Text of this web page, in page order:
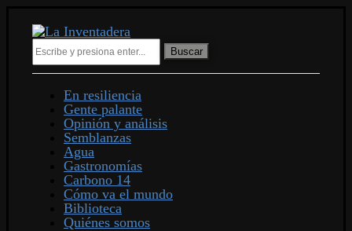
Buscar
En resiliencia
Gente palante
Opinión y análisis
Semblanzas
Agua
Gastronomías
Carbono 14
Cómo va el mundo
Biblioteca
Quiénes somos